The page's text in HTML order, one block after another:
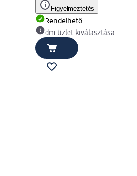
Figyelmeztetés
Rendelhető
dm üzlet kiválasztása